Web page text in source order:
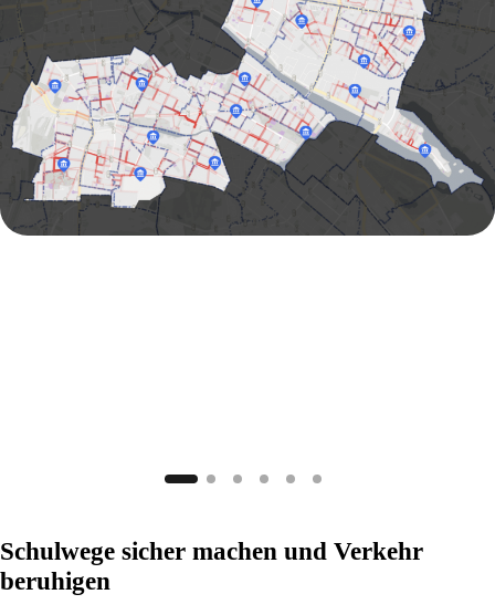
Schulwege sicher machen und Verkehr
beruhigen